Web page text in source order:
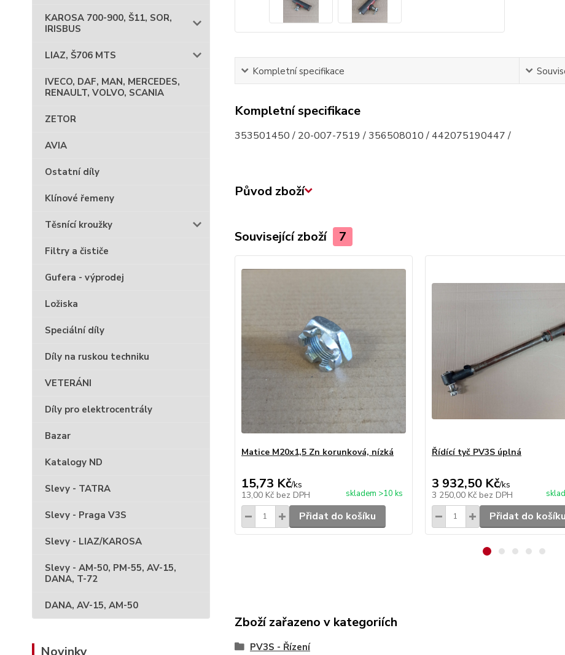
KAROSA 700-900, Š11, SOR,
IRISBUS
LIAZ, Š706 MTS
IVECO, DAF, MAN, MERCEDES,
RENAULT, VOLVO, SCANIA
ZETOR
AVIA
Ostatní díly
Klínové řemeny
Těsnící kroužky
Filtry a čističe
Gufera - výprodej
Ložiska
Speciální díly
Díly na ruskou techniku
VETERÁNI
Díly pro elektrocentrály
Bazar
Katalogy ND
Slevy - TATRA
Slevy - Praga V3S
Slevy - LIAZ/KAROSA
Slevy - AM-50, PM-55, AV-15,
DANA, T-72
DANA, AV-15, AM-50
Novinky
Kompletní specifikace
Kompletní specifikace
353501450 / 20-007-7519 / 356508010 / 442075190447 /
Původ zboží
Související zboží 7
Matice M20x1,5 Zn korunková, nízká
15,73 Kč/ks
13,00 Kč bez DPH skladem >10 ks
Přidat do košíku
Řídící tyč PV3S úplná
3 932,50 Kč/ks
3 250,00 Kč bez DPH
Přidat do košíku
Zboží zařazeno v kategoriích
PV3S - Řízení